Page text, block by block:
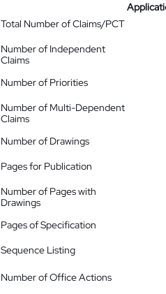
Total Number of Claims/PCT
Number of Independent
Claims
Number of Priorities
Number of Multi-Dependent
Claims
Number of Drawings
Pages for Publication
Number of Pages with
Drawings
Pages of Specification
Sequence Listing
Number of Office Actions